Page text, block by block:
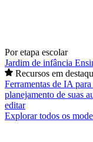
Por etapa escolar
Jardim de infância
Recursos em
Ferramentas de IA
planejamento de suas
editar
Explorar todos os